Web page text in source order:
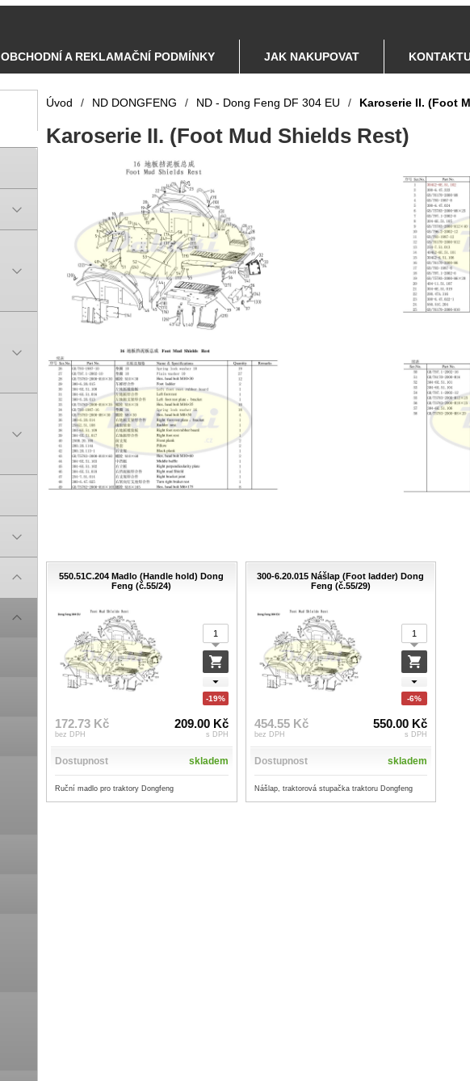
OBCHODNÍ A REKLAMAČNÍ PODMÍNKY JAK NAKUPOVAT
Úvod / ND DONGFENG / ND - Dong Feng DF 304 EU / Karoserie II. (Foot
Karoserie II. (Foot Mud Shields Rest)
550.51C.204 Madlo (Handle hold) Dong
Feng (č.55/24)
-19%
172.73 Kč
bez DPH
209.00 Kč
s DPH
Dostupnost skladem
Ruční madlo pro traktory Dongfeng
300-6.20.015 Nášlap (Foot ladder) Dong
Feng (č.55/29)
-6%
454.55 Kč
bez DPH
550.00 Kč
s DPH
Dostupnost skladem
Nášlap, traktorová stupačka traktoru Dongfeng